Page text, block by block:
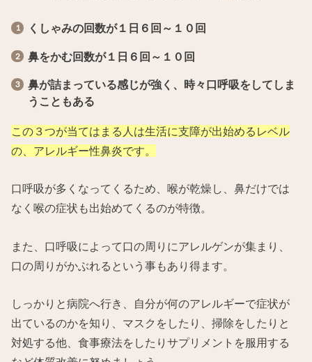
くしゃみの回数が１日６回～１０回
鼻をかむ回数が１日６回～１０回
鼻が詰まっている感じが強く、時々口呼吸をしてしま
うこともある
この３つが当てはまる人は生活に支障が出始めるレベル
の、アレルギー性鼻炎です。
口呼吸が多くなってくるため、喉が乾燥し、鼻だけでは
なく喉の症状も出始めてくるのが特徴。
また、口呼吸によって口の周りにアレルゲンが集まり、
口の周りがかぶれるという事もあり得ます。
しっかりと病院へ行き、自分が何のアレルギーで症状が
出ているのかを知り、マスクをしたり、掃除をしたりと
対処する他、食事療法をしたりサプリメントを服用する